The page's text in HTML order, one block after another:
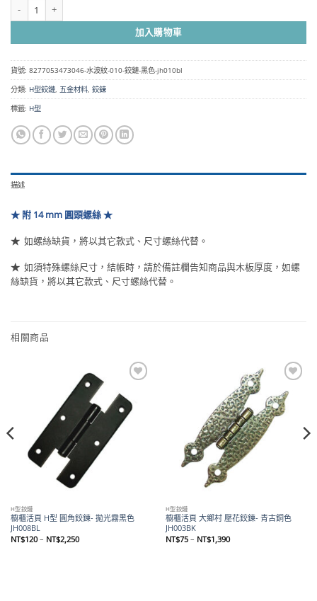
NT$2,250
加入購物車
貨號: 8277053473046-水波紋-010-鉸鏈-黑色-jh010bl
分類: H型鉸鏈, 五金材料, 鉸鍊
標籤: H型
描述
★ 附 14 mm 圓頭螺絲 ★
★ 如螺絲缺貨，將以其它款式、尺寸螺絲代替。
★ 如須特殊螺絲尺寸，結帳時，請於備註欄告知商品與木板厚度，如螺
絲缺貨，將以其它款式、尺寸螺絲代替。
相關商品
wishlist
H型鉸鏈
櫥櫃活頁 H型 圓角鉸鍊- 拋光霧黑色
JH008BL
NT$120 – NT$2,250價
格
wishlist
H型鉸鏈
櫥櫃活頁 大鄉村 壓花鉸鍊- 青古銅色
JH003BK
NT$75 – NT$1,390價
格